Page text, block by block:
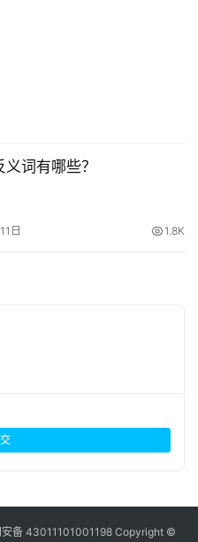
词有哪些？
日 1.8K
备 43011101001198Copyright ©